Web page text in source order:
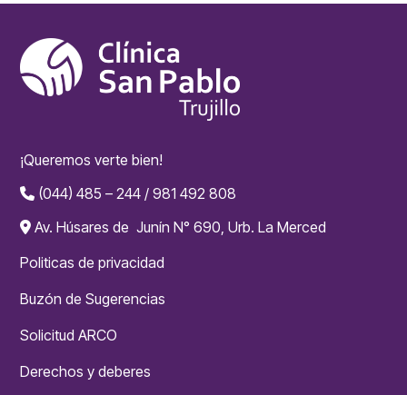
¡Queremos verte bien!
(044) 485 – 244 / 981 492 808
Av. Húsares de Junín N° 690, Urb. La Merced
Politicas de privacidad
Buzón de Sugerencias
Solicitud ARCO
Derechos y deberes